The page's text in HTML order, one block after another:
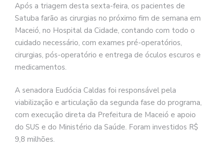
Após a triagem desta sexta-feira, os pacientes de
Satuba farão as cirurgias no próximo fim de semana em
Maceió, no Hospital da Cidade, contando com todo o
cuidado necessário, com exames pré-operatórios,
cirurgias, pós-operatório e entrega de óculos escuros e
medicamentos.
A senadora Eudócia Caldas foi responsável pela
viabilização e articulação da segunda fase do programa,
com execução direta da Prefeitura de Maceió e apoio
do SUS e do Ministério da Saúde. Foram investidos R$
9,8 milhões.